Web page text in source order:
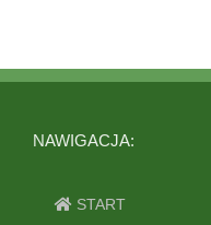
NAWIGACJA:
START